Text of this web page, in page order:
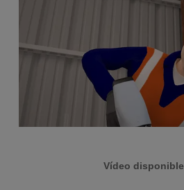
Vídeo disponible